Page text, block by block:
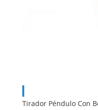
Tirador Péndulo Con